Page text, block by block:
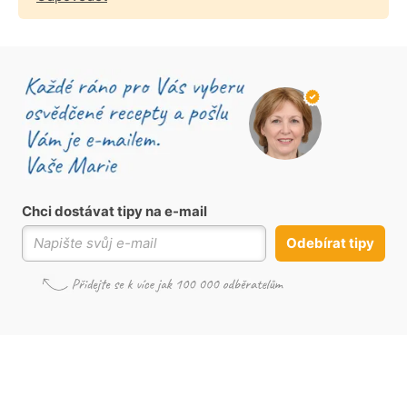
Chci dostávat tipy na e-mail
Odebírat tipy